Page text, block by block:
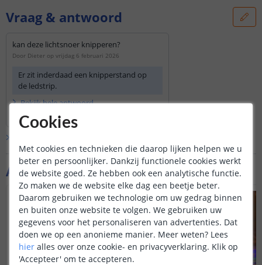
Aanvullende producten
Vraag & antwoord
kan deze lichtsnoer knipperen?
Door Dieter op vrijdag 6 februari 2026
Er zit inderdaad een knipperstand op
de ledstrip.
Bekijkheleantwoord
Cookies
Met cookies en technieken die daarop lijken helpen we u
beter en persoonlijker. Dankzij functionele cookies werkt
de website goed. Ze hebben ook een analytische functie.
Zo maken we de website elke dag een beetje beter.
Daarom gebruiken we technologie om uw gedrag binnen
en buiten onze website te volgen. We gebruiken uw
gegevens voor het personaliseren van advertenties. Dat
doen we op een anonieme manier. Meer weten? Lees
hier alles over onze cookie- en privacyverklaring. Klik op
'Accepteer' om te accepteren.